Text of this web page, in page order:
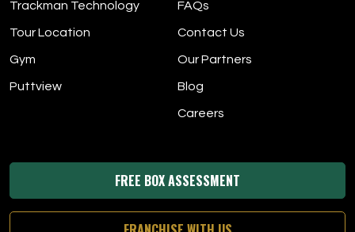
Trackman Technology
Tour Location
Gym
Puttview
FAQs
Contact Us
Our Partners
Blog
Careers
FREE BOX ASSESSMENT